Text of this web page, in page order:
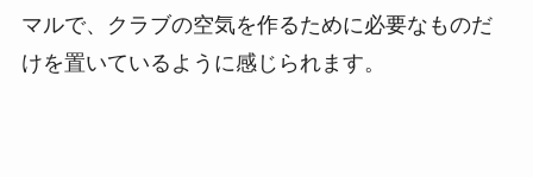
マルで、クラブの空気を作るために必要なものだ
けを置いているように感じられます。